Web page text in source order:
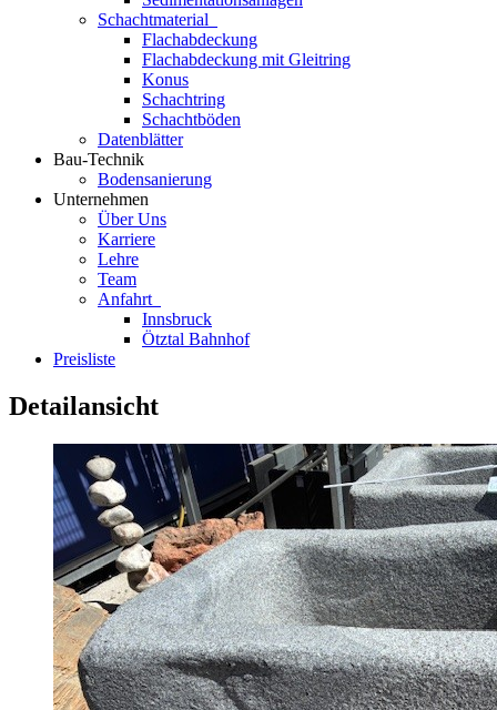
Schachtmaterial
Flachabdeckung
Flachabdeckung mit Gleitring
Konus
Schachtring
Schachtböden
Datenblätter
Bau-Technik
Bodensanierung
Unternehmen
Über Uns
Karriere
Lehre
Team
Anfahrt
Innsbruck
Ötztal Bahnhof
Preisliste
Detailansicht